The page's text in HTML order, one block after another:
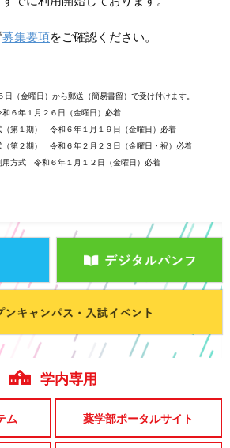
募集要項をご確認ください。
日（金曜日）から郵送（簡易書留）で受け付けます。
６年１月２６日（金曜日）必着
（第１期） 令和６年１月１９日（金曜日）必着
（第２期） 令和６年２月２３日（金曜日・祝）必着
用方式 令和６年１月１２日（金曜日）必着
学内専用
ム 薬学部ポータルサイト